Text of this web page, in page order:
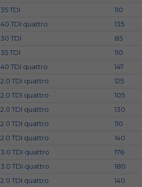
35 TDI 110
40 TDI quattro 135
30 TDI 85
35 TDI 110
40 TDI quattro 147
2.0 TDI quattro 125
2.0 TDI quattro 105
2.0 TDI quattro 130
2.0 TDI quattro 110
2.0 TDI quattro 140
3.0 TDI quattro 176
3.0 TDI quattro 180
2.0 TDI quattro 140